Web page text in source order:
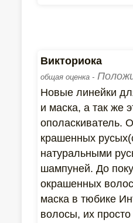
Викториока
общая оценка -
Новые линейки
и маска, а так же
ополаскиватель.
крашенных
натуральными
шампуней. До
окрашенных
маска в тюбике
волосы, их